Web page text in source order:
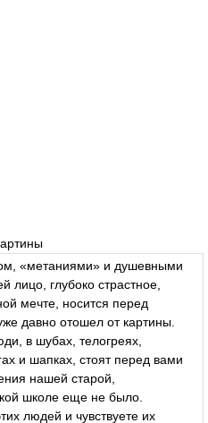
«метаниями» и душевными
лицо, глубоко страстное,
мечте, носится перед
давно отошел от картины.
в шубах, телогреях,
и шапках, стоят перед вами
нашей старой,
школе еще не было.
людей и чувствуете их